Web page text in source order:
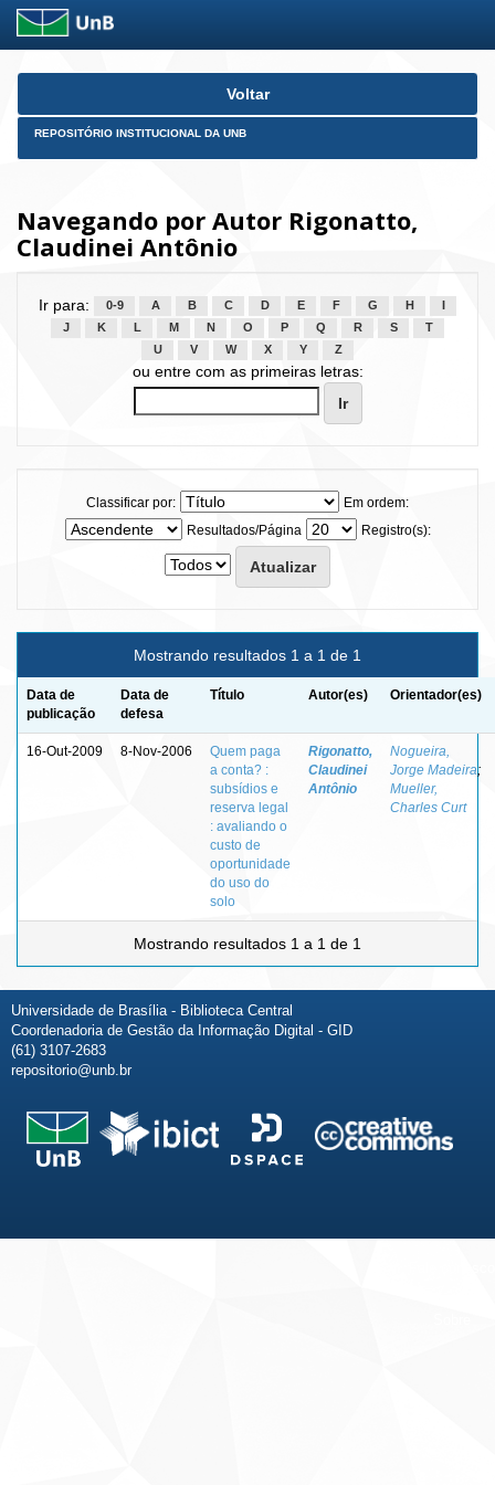
Skip
Voltar
REPOSITÓRIO INSTITUCIONAL DA UNB
Navegando por Autor Rigonatto,
Claudinei Antônio
Ir para: 0-9 A B C D E F G H
J
K L M N O P Q R S
T
U
V W X Y Z
ou entre com as primeiras letras:
Classificar por:
Em ordem:
Resultados/Página
Registro(s):
Mostrando resultados 1 a 1 de 1
Data de
publicação
Data de
defesa
Título Autor(es) Orientador(es)
16-Out-2009 8-Nov-2006
Quem paga
a conta? :
subsídios e
reserva legal
: avaliando o
custo de
oportunidade
do uso do
solo
Rigonatto,
Claudinei
Antônio
Nogueira,
Jorge Madeira;
Mueller,
Charles Curt
Mostrando resultados 1 a 1 de 1
Universidade de Brasília - Biblioteca Central
Coordenadoria de Gestão da Informação Digital - GID
(61) 3107-2683
repositorio@unb.br